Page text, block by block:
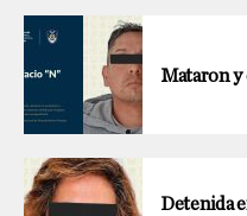
Mataron y
Detenida